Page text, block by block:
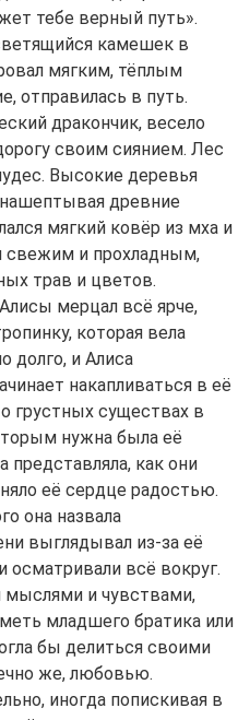
тебе верный путь».
камешек в
мягким, тёплым
отправилась в путь.
дракончик, весело
своим сиянием. Лес
Высокие деревья
древние
мягкий ковёр из мха и
свежим и прохладным,
трав и цветов.
мерцал всё ярче,
которая вела
долго, и Алиса
накапливаться в её
грустных существах в
нужна была её
представляла, как они
её сердце радостью.
она назвала
выглядывал из-за её
осматривали всё вокруг.
мыслями и чувствами,
младшего братика или
бы делиться своими
же, любовью.
иногда попискивая в